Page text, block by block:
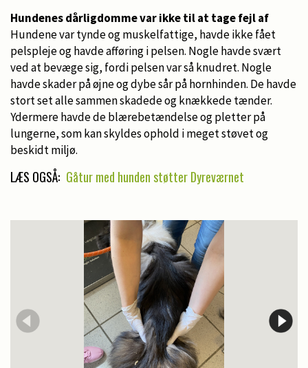
Hundenes dårligdomme var ikke til at tage fejl af
Hundene var tynde og muskelfattige, havde ikke fået
pelspleje og havde afføring i pelsen. Nogle havde svært
ved at bevæge sig, fordi pelsen var så knudret. Nogle
havde skader på øjne og dybe sår på hornhinden. De havde
stort set alle sammen skadede og knækkede tænder.
Ydermere havde de blærebetændelse og pletter på
lungerne, som kan skyldes ophold i meget støvet og
beskidt miljø.
LÆS OGSÅ: Gåtur med hunden støtter Dyreværnet